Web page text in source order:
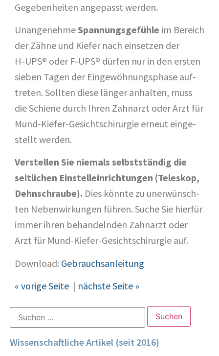
Gege­ben­hei­ten ange­passt werden.
Unan­ge­neh­meSpan­nungs­ge­füh­le im Bereich
der Zäh­ne und Kie­fer nach ein­set­zen der
H‑UPS® oder F‑UPS® dür­fen nur in den ers­ten
sie­ben Tagen der Ein­ge­wöh­nungs­pha­se auf­
tre­ten. Soll­ten die­se län­ger anhal­ten, muss
die Schie­ne durch Ihren Zahn­arzt oder Arzt für
Mund-Kie­fer-Gesichts­chir­ur­gie erneut ein­ge­
stellt werden.
Ver­stel­len Sie nie­mals selbst­stän­dig die
seit­li­chen Ein­stell­ein­rich­tun­gen (Tele­skop,
Dehn­schrau­be). Dies könn­te zu uner­wünsch­
ten Neben­wir­kun­gen füh­ren. Suche Sie hier­für
immer ihren behan­deln­den Zahn­arzt oder
Arzt für Mund-Kie­fer-Gesichts­chir­ur­gie auf.
Down­load: Gebrauchs­an­lei­tung
« vori­ge Sei­te | nächs­te Seite »
Wissenschaftliche Artikel (seit 2016)